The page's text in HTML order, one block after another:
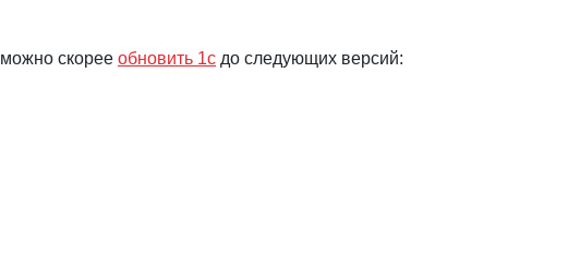
скорее обновить 1с до следующих версий: